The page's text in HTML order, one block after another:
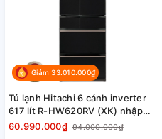
Giảm 33.010.000₫
Tủ lạnh Hitachi 6 cánh inverter
617 lít R-HW620RV (XK) nhập
khẩu Nhật Bản
60.990.000₫ 94.000.000₫